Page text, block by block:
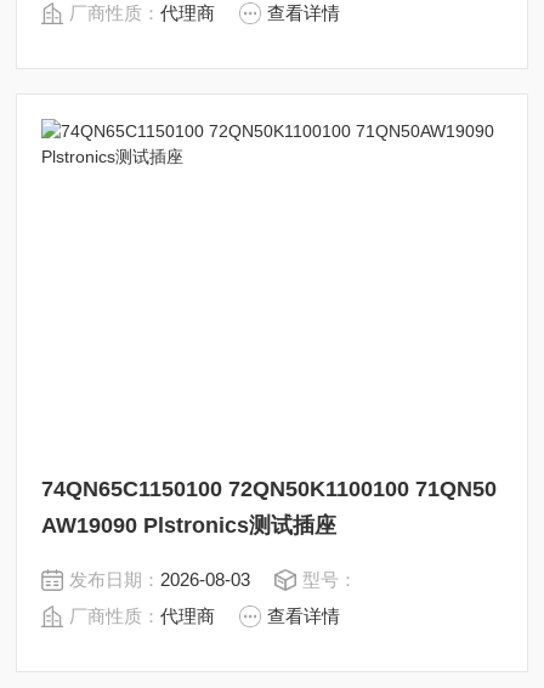
厂商性质：代理商 查看详情
74QN65C1150100 72QN50K1100100 71QN50
AW19090 Plstronics测试插座
发布日期： 2026-08-03
型号：
厂商性质：代理商 查看详情